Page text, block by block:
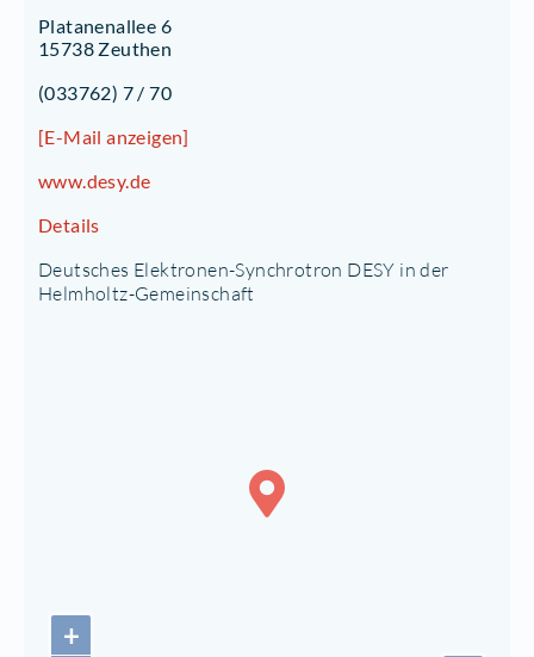
Platanenallee 6
15738 Zeuthen
(033762) 7 / 70
[E-Mail anzeigen]
www.desy.de
Details
Deutsches Elektronen-Synchrotron DESY in der
Helmholtz-Gemeinschaft
+